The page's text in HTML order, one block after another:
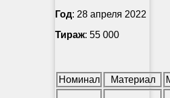
Год: 28 апреля 2022
Тираж: 55 000
Номинал Материал